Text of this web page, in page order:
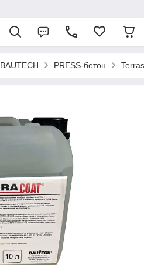
BAUTECH PRESS-бетон